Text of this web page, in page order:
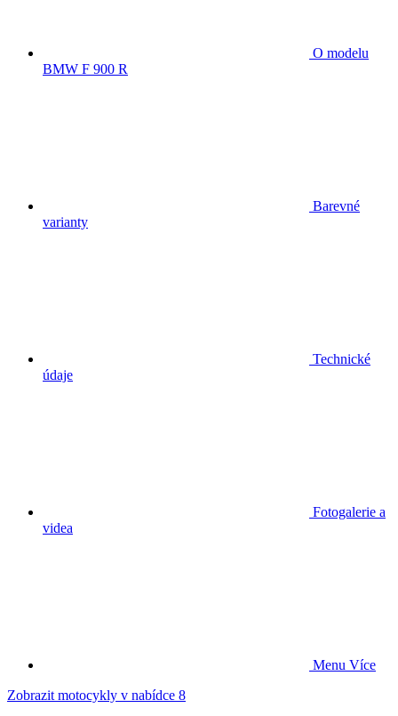
O modelu
BMW F 900 R
Barevné
varianty
Technické
údaje
Fotogalerie a
videa
Menu Více
Zobrazit motocykly v nabídce 8